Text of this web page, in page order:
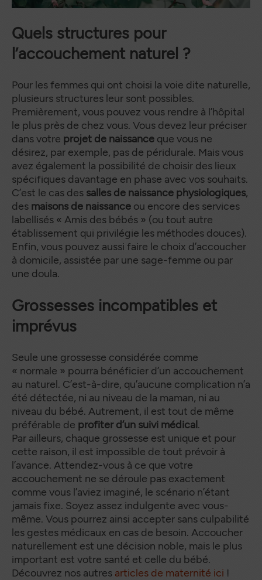
Quels structures pour
l’accouchement naturel ?
Pour les femmes qui ont choisi la voie dite naturelle,
plusieurs structures leur sont possibles.
Premièrement, vous pouvez vous rendre à l’hôpital
le plus près de chez vous. Vous devez leur préciser
dans votre projet de naissance que vous ne
désirez, par exemple, pas de péridurale. Mais vous
avez également la possibilité de choisir des lieux
spécifiques davantage en phase avec vos souhaits.
C’est le cas des salles de naissance physiologiques,
des maisons de naissance ou encore des services
labellisés « Amis des bébés » (ou tout autre
établissement qui privilégie les méthodes douces).
Enfin, vous pouvez aussi faire le choix d’accoucher
à domicile, assistée par une sage-femme ou par
une doula.
Grossesses incompatibles et
imprévus
Seule une grossesse considérée comme
« normale » pourra bénéficier d’un accouchement
au naturel. C’est-à-dire, qu’aucune complication n’a
été détectée, ni au niveau de la maman, ni au
niveau du bébé. Autrement, il est tout de même
préférable de profiter d’un suivi médical .
Par ailleurs, chaque grossesse est unique et pour
cette raison, il est impossible de tout prévoir à
l’avance. Attendez-vous à ce que votre
accouchement ne se déroule pas exactement
comme vous l’aviez imaginé, le scénario n’étant
jamais fixe. Soyez assez indulgente avec vous-
même. Vous pourrez ainsi accepter sans culpabilité
les gestes médicaux en cas de besoin. Accoucher
naturellement est une décision noble, mais le plus
important est votre santé et celle du bébé.
Découvrez nos autres articles de maternité ici !